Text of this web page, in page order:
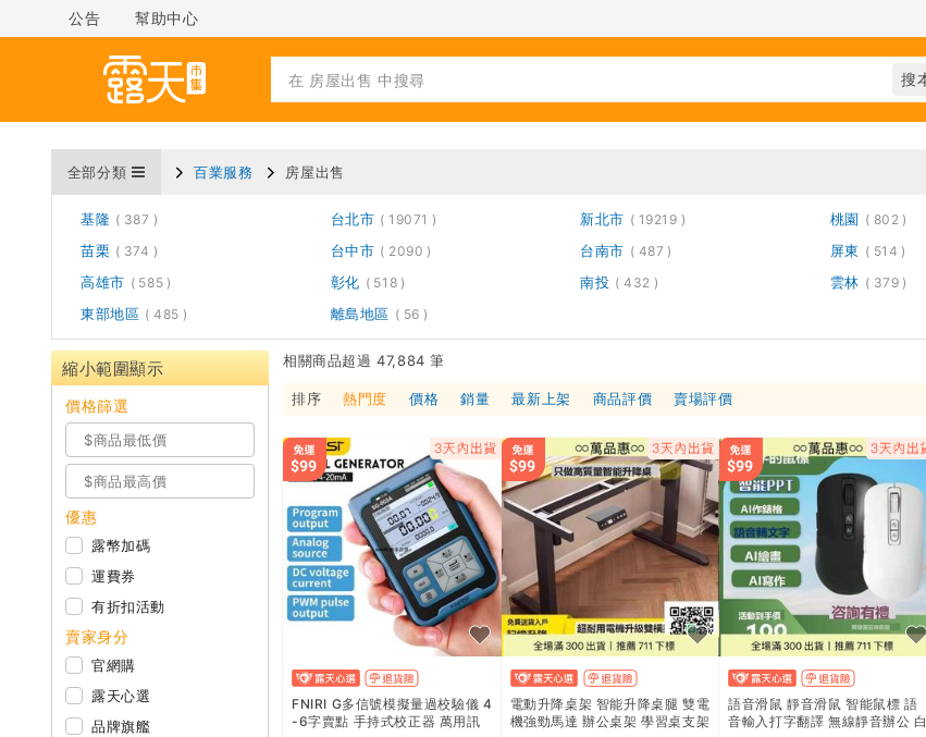
公告 幫助中心
全部分類 百業服務 房屋出售
基隆 387 台北市 19071 新北市 19219 桃園 802
苗栗 374 台中市 2090 台南市 487 屏東 514
高雄市 585 彰化 518 南投 432 雲林 379
東部地區 485 離島地區 56
縮小範圍顯示
價格篩選
優惠
露幣加碼
運費券
有折扣活動
賣家身分
官網購
露天心選
品牌旗艦
相關商品超過 47,884 筆
排序 熱門度 價格 銷量 最新上架 商品評價 賣場評價
FNIRI G多信號模擬量過校驗儀 4
-6字賣點 手持式校正器 萬用訊
電動升降桌架 智能升降桌腿 雙電
機強勁馬達 辦公桌架 學習桌支架
語音滑鼠 靜音滑鼠 智能鼠標 語
音輸入打字翻譯 無線靜音辦公 白